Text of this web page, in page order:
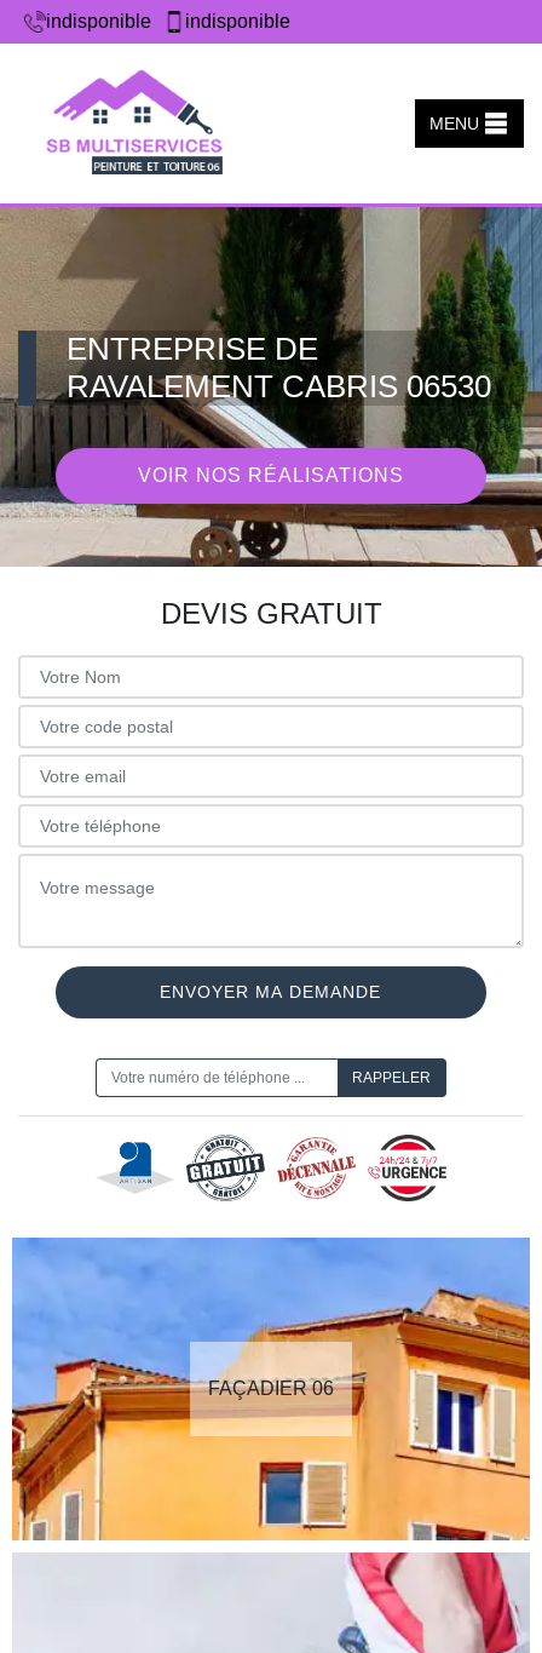
indisponible indisponible
MENU
ENTREPRISE DE
RAVALEMENT CABRIS 06530
VOIR NOS RÉALISATIONS
DEVIS GRATUIT
FAÇADIER 06